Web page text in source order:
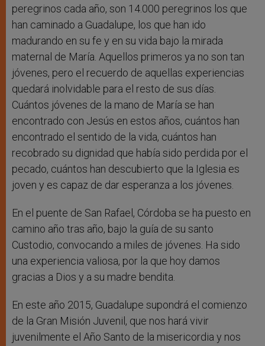
peregrinos cada año, son 14.000 peregrinos los que
han caminado a Guadalupe, los que han ido
madurando en su fe y en su vida bajo la mirada
maternal de María. Aquellos primeros ya no son tan
jóvenes, pero el recuerdo de aquellas experiencias
quedará inolvidable para el resto de sus días.
Cuántos jóvenes de la mano de María se han
encontrado con Jesús en estos años, cuántos han
encontrado el sentido de la vida, cuántos han
recobrado su dignidad que había sido perdida por el
pecado, cuántos han descubierto que la Iglesia es
joven y es capaz de dar esperanza a los jóvenes.
En el puente de San Rafael, Córdoba se ha puesto en
camino año tras año, bajo la guía de su santo
Custodio, convocando a miles de jóvenes. Ha sido
una experiencia valiosa, por la que hoy damos
gracias a Dios y a su madre bendita.
En este año 2015, Guadalupe supondrá el comienzo
de la Gran Misión Juvenil, que nos hará vivir
juvenilmente el Año Santo de la misericordia y nos